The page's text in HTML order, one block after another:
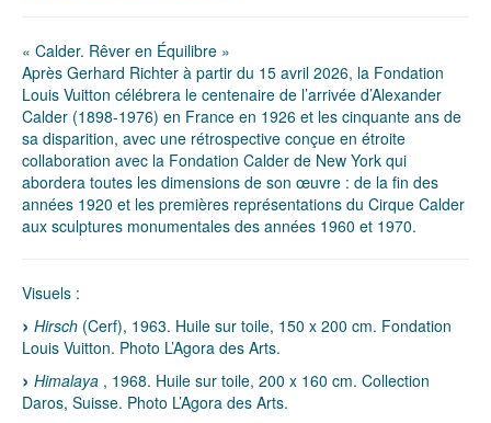
« Calder. Rêver en Équilibre »
Après Gerhard Richter à partir du 15 avril 2026, la Fondation
Louis Vuitton célébrera le centenaire de l’arrivée d’Alexander
Calder (1898-1976) en France en 1926 et les cinquante ans de
sa disparition, avec une rétrospective conçue en étroite
collaboration avec la Fondation Calder de New York qui
abordera toutes les dimensions de son œuvre : de la fin des
années 1920 et les premières représentations du Cirque Calder
aux sculptures monumentales des années 1960 et 1970.
Visuels :
Hirsch (Cerf), 1963. Huile sur toile, 150 x 200 cm. Fondation
Louis Vuitton. Photo L’Agora des Arts.
Himalaya , 1968. Huile sur toile, 200 x 160 cm. Collection
Daros, Suisse. Photo L’Agora des Arts.